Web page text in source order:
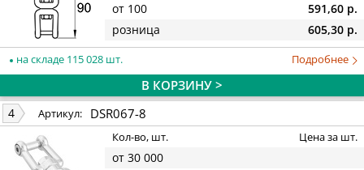
от 100
591,60 р.
розница
605,30 р.
на складе 115 028 шт. Подробнее
В КОРЗИНУ >
4 Артикул: DSR067-8
Кол-во, шт. Цена за шт.
от 30 000